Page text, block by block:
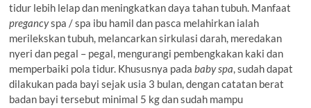
tidur lebih lelap dan meningkatkan daya tahan tubuh. Manfaat
pregancyspa / spa ibu hamil dan pasca melahirkan ialah
merilekskan tubuh, melancarkan sirkulasi darah, meredakan
nyeri dan pegal – pegal, mengurangi pembengkakan kaki dan
memperbaiki pola tidur. Khususnya pada baby spa, sudah dapat
dilakukan pada bayi sejak usia 3 bulan, dengan catatan berat
badan bayi tersebut minimal 5 kg dan sudah mampu